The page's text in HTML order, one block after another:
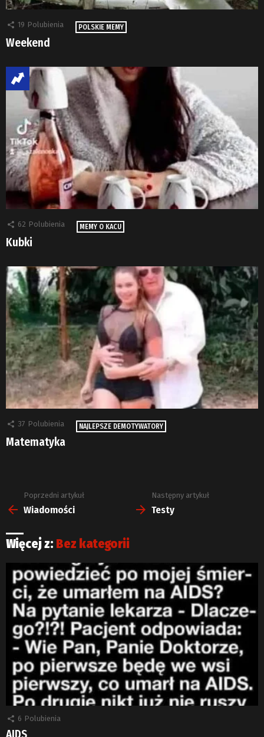
19 Polubienia POLSKIE MEMY
Weekend
62 Polubienia MEMY O KACU
Kubki
37 Polubienia NAJLEPSZE DEMOTYWATORY
Matematyka
Zobacz
więcej
Poprzedni artykuł
Wiadomości
Następny artykuł
Testy
Więcej z: Bez kategorii
6 Polubienia
AIDS